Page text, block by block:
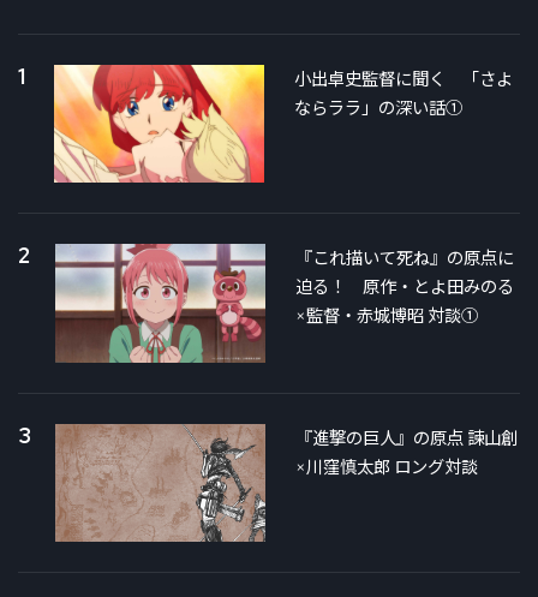
1
小出卓史監督に聞く 「さよ
ならララ」の深い話①
2
『これ描いて死ね』の原点に
迫る！ 原作・とよ田みのる
×監督・赤城博昭 対談①
3
『進撃の巨人』の原点 諫山創
×川窪慎太郎 ロング対談